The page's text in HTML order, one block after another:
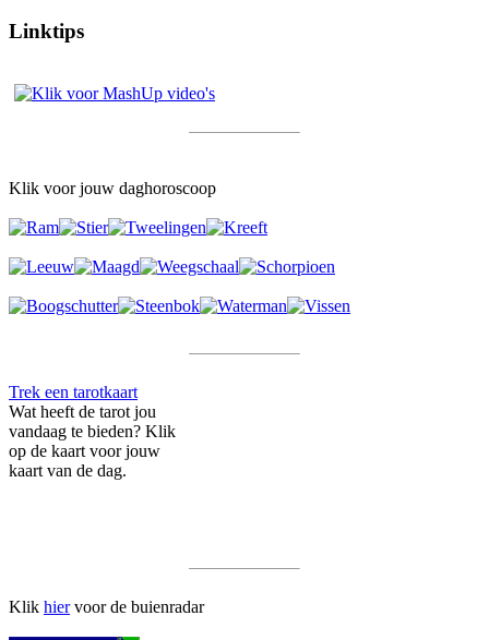
Linktips
Klik voor jouw daghoroscoop
Trek een tarotkaart
Wat heeft de tarot jou
vandaag te bieden? Klik
op de kaart voor jouw
kaart van de dag.
Klik hiervoor de buienradar